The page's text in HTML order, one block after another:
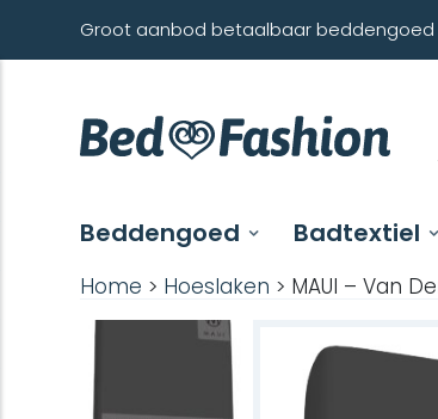
Groot aanbod betaalbaar beddengoed
Beddengoed Badtextiel
Home > Hoeslaken > MAUI – Van